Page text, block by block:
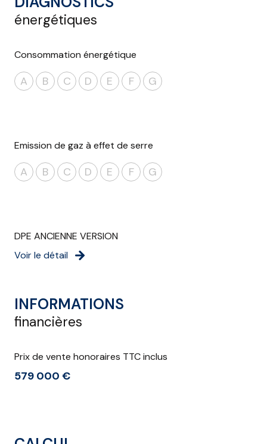
énergétiques
Consommation énergétique
A B C D E F G
Emission de gaz à effet de serre
A B C D E F G
DPE ANCIENNE VERSION
Voir le détail
INFORMATIONS
financières
Prix de vente honoraires TTC inclus
579 000 €